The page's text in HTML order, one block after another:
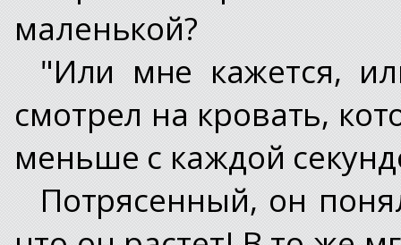
маленькой?
"Или мне кажется,
смотрел на кровать,
меньше с каждой
Потрясенный, он